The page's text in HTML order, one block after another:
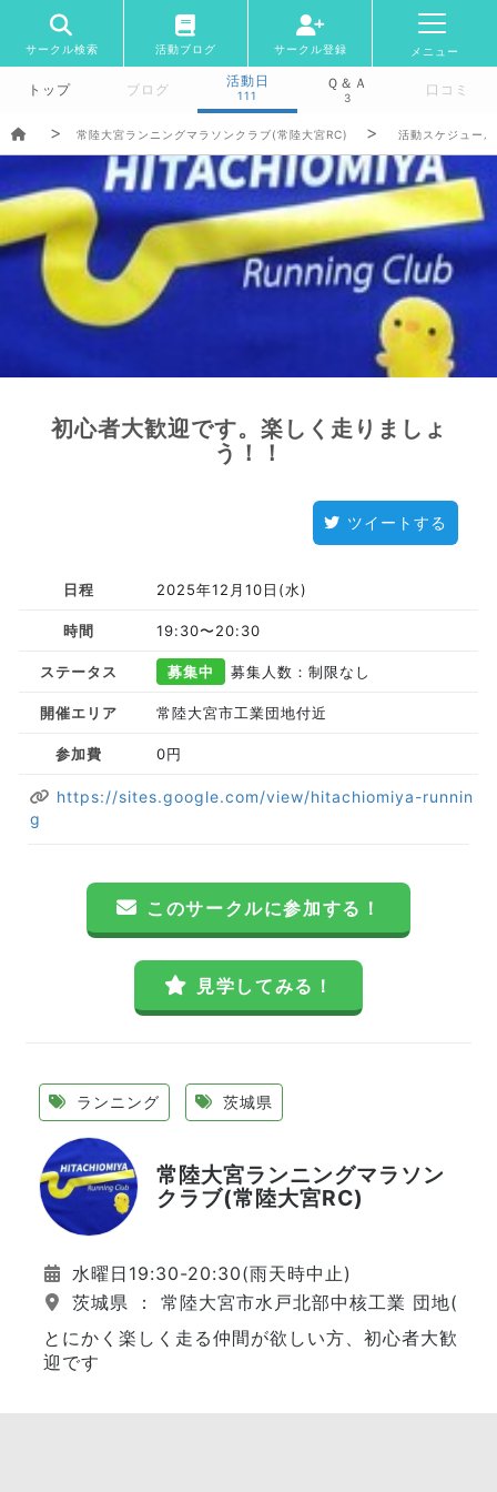
サークル検索 活動ブログ サークル登録 メニュー
トップ ブログ
活動日
111
Ｑ＆Ａ
3 口コミ
常陸大宮ランニングマラソンクラブ(常陸大宮RC) 活動スケジュール
初心者大歓迎です。楽しく走りましょ
う！！
ツイートする
日程 2025年12月10日(水)
時間 19:30〜20:30
ステータス 募集中 募集人数：制限なし
開催エリア 常陸大宮市工業団地付近
参加費 0円
https://sites.google.com/view/hitachiomiya-runnin
g
このサークルに参加する！
見学してみる！
ランニング 茨城県
常陸大宮ランニングマラソン
クラブ(常陸大宮RC)
水曜日19:30-20:30(雨天時中止)
茨城県 ： 常陸大宮市水戸北部中核工業 団地(西
とにかく楽しく走る仲間が欲しい方、初心者大歓
迎です